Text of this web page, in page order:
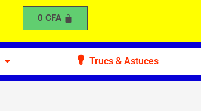
0 CFA
Trucs & Astuces